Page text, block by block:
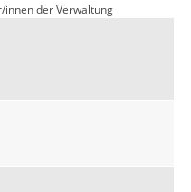
der Verwaltung